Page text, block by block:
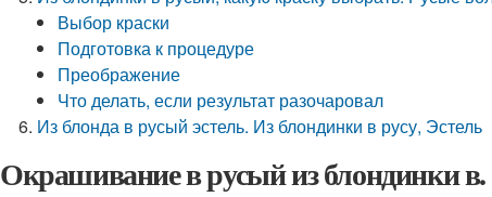
Выбор краски
Подготовка к процедуре
Преображение
Что делать, если результат разочаровал
Из блонда в русый эстель. Из блондинки в русу, Эстель
Окрашивание в русый из блондинки